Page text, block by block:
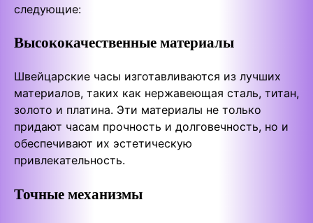
следующие:
Высококачественные материалы
Швейцарские часы изготавливаются из лучших
материалов, таких как нержавеющая сталь, титан,
золото и платина. Эти материалы не только
придают часам прочность и долговечность, но и
обеспечивают их эстетическую
привлекательность.
Точные механизмы